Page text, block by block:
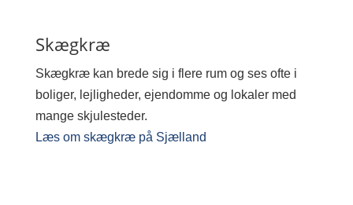
Skægkræ
Skægkræ kan brede sig i flere rum og ses ofte i
boliger, lejligheder, ejendomme og lokaler med
mange skjulesteder.
Læs om skægkræ på Sjælland